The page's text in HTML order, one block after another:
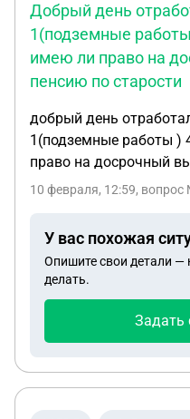
Добрый день
1(подземные
имею ли право на
пенсию по старости
добрый день
1(подземные работы )
право на досрочный
10 февраля, 12:59, вопрос
У вас похожая
Опишите свои детали —
делать.
Задать